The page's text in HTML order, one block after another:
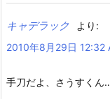
キャデラック
より:
2010年8月29日 12:32
手刀だよ、さうすくん…